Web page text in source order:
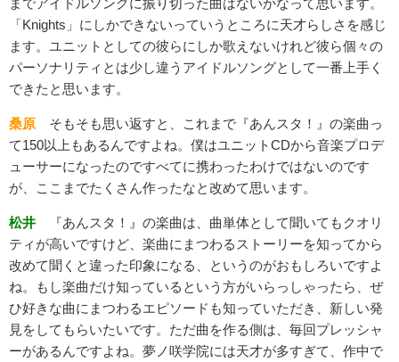
までアイドルソングに振り切った曲はないかなって思います。
「Knights」にしかできないっていうところに天才らしさを感じ
ます。ユニットとしての彼らにしか歌えないけれど彼ら個々の
パーソナリティとは少し違うアイドルソングとして一番上手く
できたと思います。
桑原 そもそも思い返すと、これまで『あんスタ！』の楽曲っ
て150以上もあるんですよね。僕はユニットCDから音楽プロデ
ューサーになったのですべてに携わったわけではないのです
が、ここまでたくさん作ったなと改めて思います。
松井 『あんスタ！』の楽曲は、曲単体として聞いてもクオリ
ティが高いですけど、楽曲にまつわるストーリーを知ってから
改めて聞くと違った印象になる、というのがおもしろいですよ
ね。もし楽曲だけ知っているという方がいらっしゃったら、ぜ
ひ好きな曲にまつわるエピソードも知っていただき、新しい発
見をしてもらいたいです。ただ曲を作る側は、毎回プレッシャ
ーがあるんですよね。夢ノ咲学院には天才が多すぎて、作中で